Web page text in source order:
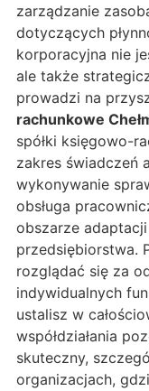
zarządzanie
dotyczących
korporacyjna nie
ale także
prowadzi na
rachunkowe
spółki księgowo-
zakres świadczeń
wykonywanie
obsługa
obszarze
przedsiębiorstwa.
rozglądać się za
indywidualnych
ustalisz w
współdziałania
skuteczny,
organizacjach,